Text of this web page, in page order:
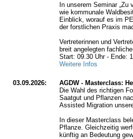
In unserem Seminar „Zu
wie kommunale
Einblick, worauf es im
der forstlichen Praxis
Vertreterinnen und
breit angelegten
Start: 09.30 Uhr - Ende:
Weitere Infos
03.09.2026:
AGDW - Masterclass:
Die Wahl des richtigen
Saatgut und Pflanzen
Assisted Migration
In dieser Masterclass
Pflanze. Gleichzeitig
künftig an Bedeutung